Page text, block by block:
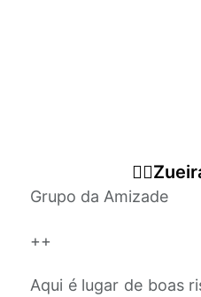
Grupo da Amizade
++
Aqui é lugar de boas